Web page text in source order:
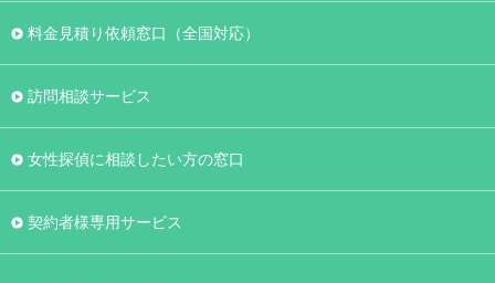
料金見積り依頼窓口（全国対応）
訪問相談サービス
女性探偵に相談したい方の窓口
契約者様専用サービス